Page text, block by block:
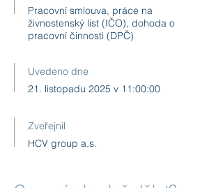
Pracovní smlouva, práce na
živnostenský list (IČO), dohoda o
pracovní činnosti (DPČ)
Uvedeno dne
21. listopadu 2025 v 11:00:00
Zveřejnil
HCV group a.s.